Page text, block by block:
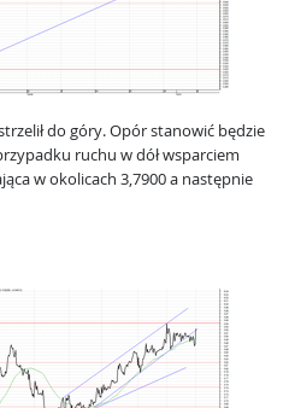
do góry. Opór stanowić będzie
ruchu w dół wsparciem
w okolicach 3,7900 a następnie